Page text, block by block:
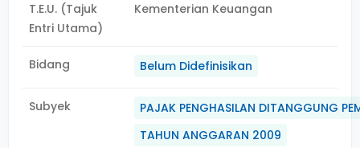
T.E.U. (Tajuk
Entri Utama)
Kementerian Keuangan
Bidang Belum Didefinisikan
Subyek
PAJAK PENGHASILAN DITANGGUNG
TAHUN ANGGARAN 2009